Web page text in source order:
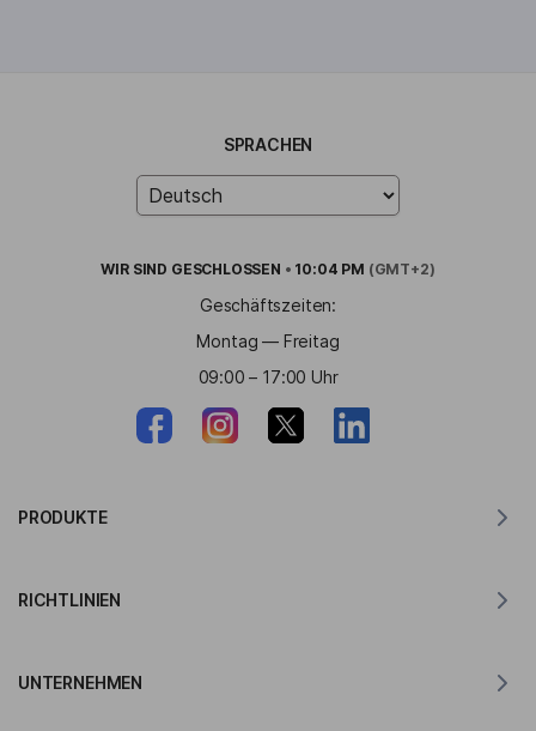
SPRACHEN
WIR SIND GESCHLOSSEN • 10:04 PM (GMT+2)
Geschäftszeiten:
Montag — Freitag
09:00 – 17:00 Uhr
PRODUKTE
RICHTLINIEN
UNTERNEHMEN